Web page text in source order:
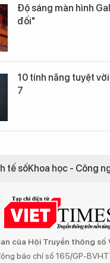
Độ sáng màn hình
đối"
10 tính năng tuyệt
7
tế sốKhoa học - Công
của Hội Truyền thông số
báo chí số 165/GP-